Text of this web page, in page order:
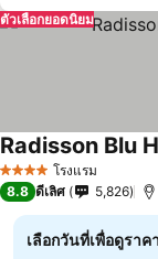
ตัวเลือกยอดนิยม
4 ดาว โรงแรม
Radisson Blu
8.8 ดีเลิศ 5,826
เลือกวันที่เพื่อดูรา